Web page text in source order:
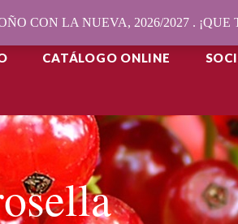
CATÁLOGO ONLINE
CON LA NUEVA, 2026/2027 .